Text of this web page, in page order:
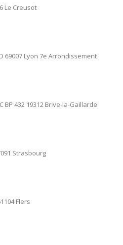
Le Creusot
69007 Lyon 7e Arrondissement
BP 432 19312 Brive-la-Gaillarde
Strasbourg
Flers